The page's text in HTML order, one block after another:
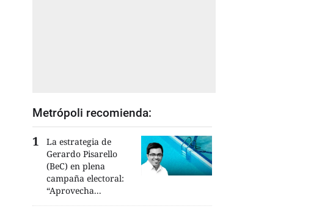
Metrópoli recomienda:
La estrategia de
Gerardo Pisarello
(BeC) en plena
campaña electoral:
“Aprovecha...